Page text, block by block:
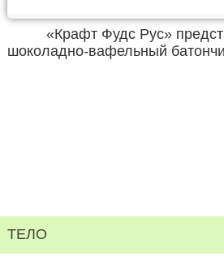
«Крафт Фудс Рус»
шоколадно-вафельный
ТЕЛО